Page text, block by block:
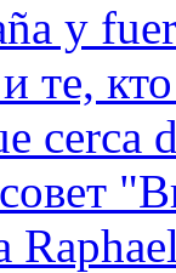
y
те,
cerca